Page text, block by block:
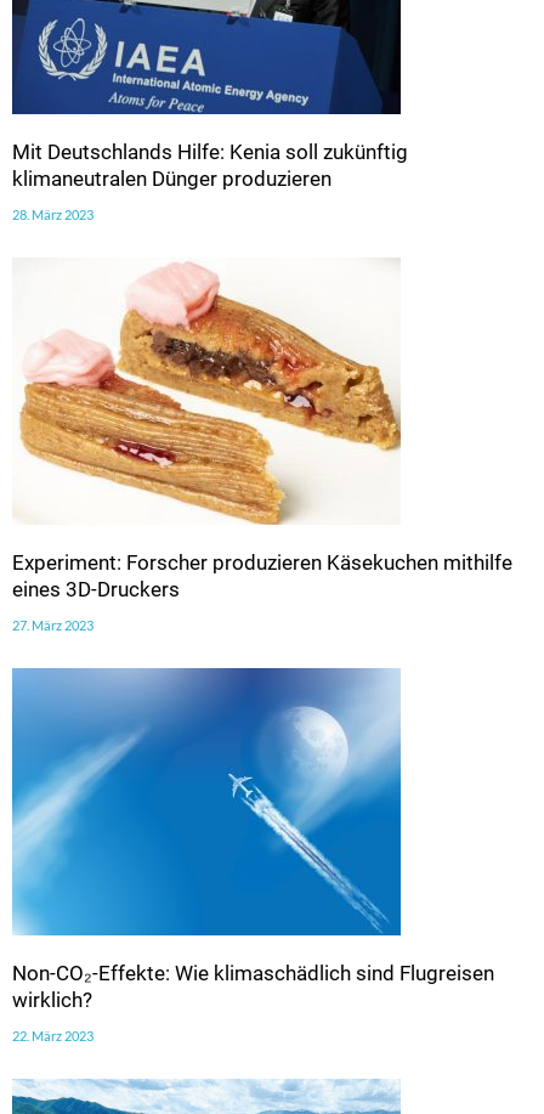
Mit Deutschlands Hilfe: Kenia soll zukünftig
klimaneutralen Dünger produzieren
28. März 2023
Experiment: Forscher produzieren Käsekuchen mithilfe
eines 3D-Druckers
27. März 2023
Non-CO₂-Effekte: Wie klimaschädlich sind Flugreisen
wirklich?
22. März 2023